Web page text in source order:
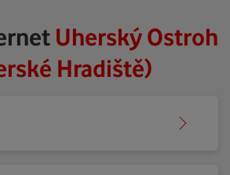
Uherský Ostroh
Hradiště)